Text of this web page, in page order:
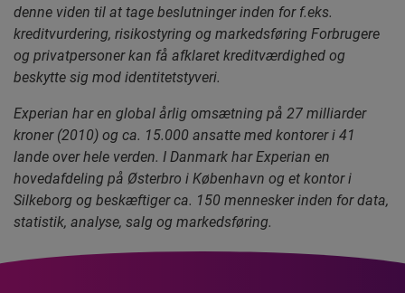
denne viden til at tage beslutninger inden for f.eks.
kreditvurdering, risikostyring og markedsføring Forbrugere
og privatpersoner kan få afklaret kreditværdighed og
beskytte sig mod identitetstyveri.
Experian har en global årlig omsætning på 27 milliarder
kroner (2010) og ca. 15.000 ansatte med kontorer i 41
lande over hele verden. I Danmark har Experian en
hovedafdeling på Østerbro i København og et kontor i
Silkeborg og beskæftiger ca. 150 mennesker inden for data,
statistik, analyse, salg og markedsføring.